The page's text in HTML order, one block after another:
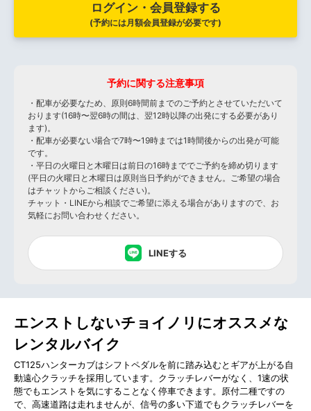
エンストしないチョイノリにオススメな
レンタルバイク
CT125ハンターカブはシフトペダルを前に踏み込むとギアが上がる自
動遠心クラッチを採用しています。クラッチレバーがなく、1速の状
態でもエンストを気にすることなく停車できます。原付二種ですの
で、高速道路は走れませんが、信号の多い下道でもクラッチレバーを
ログイン・会員登録する
(予約には月額会員登録が必要です)
予約に関する注意事項
・配車が必要なため、原則6時間前までのご予約とさせていただいて
おります(16時〜翌6時の間は、翌12時以降の出発にする必要があり
ます)。
・配車が必要ない場合で7時〜19時までは1時間後からの出発が可能
です。
・平日の火曜日と木曜日は前日の16時まででご予約を締め切ります
(平日の火曜日と木曜日は原則当日予約ができません。ご希望の場合
はチャットからご相談ください)。
チャット・LINEから相談でご希望に添える場合がありますので、お
気軽にお問い合わせください。
LINEする